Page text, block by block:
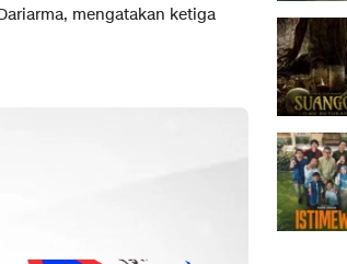
mengatakan ketiga